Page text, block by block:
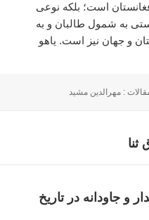
است؛ بلکه نوعی
به شمول طالبان و به
و جهان نیز است. یاهو
: مهرالدین مشید
و جاودانه در تاریخ